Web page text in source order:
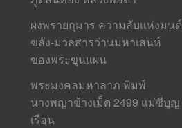
ผงพรายกุมาร ความลับแห่งมนต์
ขลัง-มวลสารว่านมหาเสน่ห์
ของพระขุนแผน
พระมงคลมหาลาภ พิมพ์
นางพญาข้างเม็ด 2499 แม่ชีบุญ
เรือน